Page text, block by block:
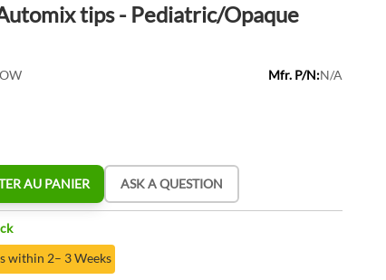
tips - Pediatric/Opaque
Mfr. P/N:N/A
AU PANIER ASK A QUESTION
within 2– 3 Weeks